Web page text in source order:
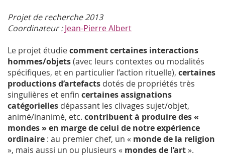
Projet de recherche 2013
Coordinateur :Jean-Pierre Albert
Le projet étudiecomment certaines interactions
hommes/objets(avec leurs contextes ou modalités
spécifiques, et en particulier l’action rituelle), certaines
productions d’artefacts dotés de propriétés très
singulières et enfin certaines assignations
catégorielles dépassant les clivages sujet/objet,
animé/inanimé, etc. contribuent à produire des «
mondes » en marge de celui de notre expérience
ordinaire : au premier chef, un « monde de la religion
», mais aussi un ou plusieurs « mondes de l’art».